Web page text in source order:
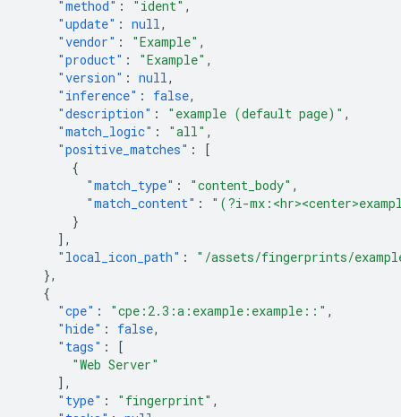
"method" : "ident" ,
"update" : null,
"vendor" : "Example" ,
"product" : "Example" ,
"version" : null,
"inference" : false,
"description" : "example (default page)" ,
"match_logic" : "all" ,
"positive_matches" :
[
{
"match_type" : "content_body" ,
"match_content" :
"(?i-
}
],
"local_icon_path" :
"/assets/fingerprints/
},
{
"cpe" : "cpe:2.3:a:example:example::" ,
"hide" : false,
"tags" :
[
"Web Server"
],
"type" : "fingerprint" ,